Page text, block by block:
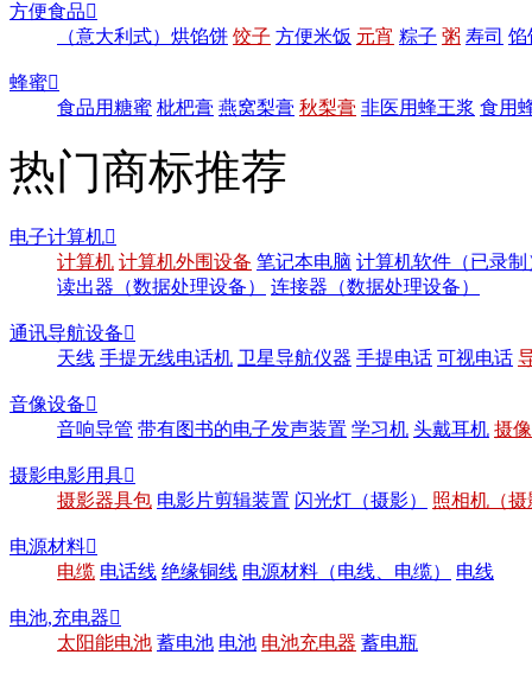
方便食品
（意大利式）烘馅饼 饺子 方便米饭 元宵 粽子 粥 寿司 馅
蜂蜜
食品用糖蜜 枇杷膏 燕窝梨膏 秋梨膏 非医用蜂王浆 食用
热门商标推荐
电子计算机
计算机 计算机外围设备 笔记本电脑 计算机软件（已录制
读出器（数据处理设备）
连接器（数据处理设备）
通讯导航设备
天线 手提无线电话机 卫星导航仪器 手提电话 可视电话
音像设备
音响导管 带有图书的电子发声装置 学习机 头戴耳机 摄
摄影电影用具
摄影器具包 电影片剪辑装置 闪光灯（摄影） 照相机（摄
电源材料
电缆 电话线 绝缘铜线 电源材料（电线、电缆） 电线
电池,充电器
太阳能电池 蓄电池 电池 电池充电器 蓄电瓶